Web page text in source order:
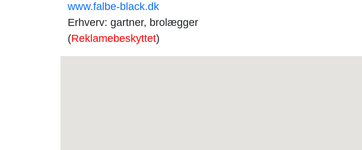
www.falbe-black.dk
Erhverv: gartner, brolægger
(Reklamebeskyttet)